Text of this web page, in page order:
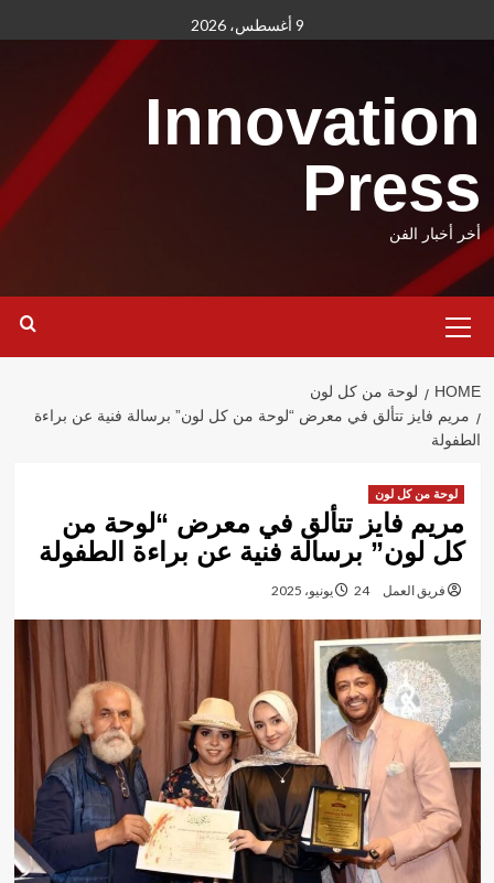
to
9 أغسطس، 2026
Innovation
Press
أخر أخبار الفن
Menu
HOME
لوحة من كل لون
مريم فايز تتألق في معرض “لوحة من كل لون” برسالة فنية عن براءة
الطفولة
لوحة من كل لون
مريم فايز تتألق في معرض “لوحة من
كل لون” برسالة فنية عن براءة الطفولة
فريق العمل 24 يونيو، 2025